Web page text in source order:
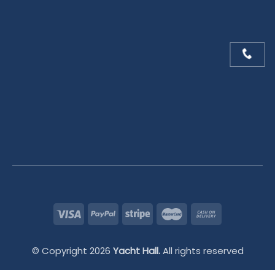
© Copyright 2026 Yacht Hall.All rights reserved